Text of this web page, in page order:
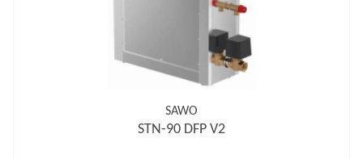
SAWO
STN-90 DFP V2